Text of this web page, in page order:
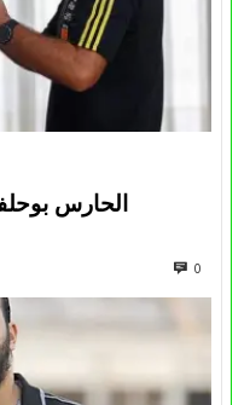
الحارس
0